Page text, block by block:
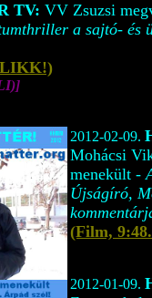
TV: VV Zsuzsi
a sajtó- és
2012-02-09.
Mohácsi
menekült -
Újságíró,
(Film,
2012-01-09.